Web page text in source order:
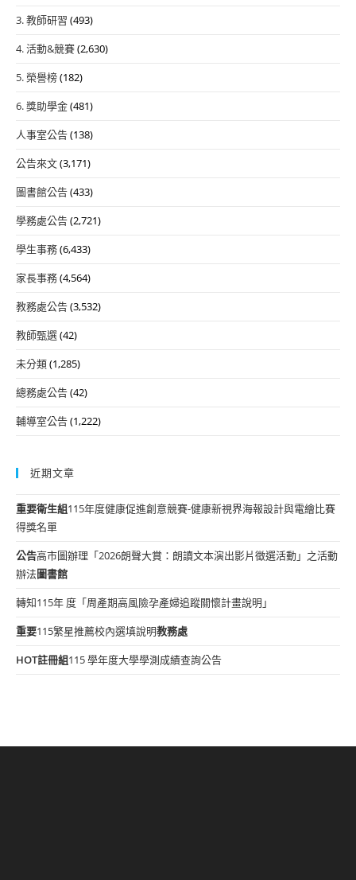
3. 教師研習 (493)
4. 活動&競賽(2,630)
5. 榮譽榜(182)
6. 獎助學金(481)
人事室公告(138)
公告來文(3,171)
圖書館公告(433)
學務處公告(2,721)
學生事務(6,433)
家長事務(4,564)
教務處公告(3,532)
教師甄選(42)
未分類(1,285)
總務處公告(42)
輔導室公告(1,222)
近期文章
重要衛生組115年度健康促進創意競賽-健康新視界海報設計與電繪比賽
得獎名單
公告高市圖辦理「2026朗聲大賞：朗讀文本演出影片徵選活動」之活動
辦法圖書館
轉知115年 度「周產期高風險孕產婦追蹤關懷計畫說明」
重要115繁星推薦校內選填說明教務處
HOT註冊組115 學年度大學學測成績查詢公告